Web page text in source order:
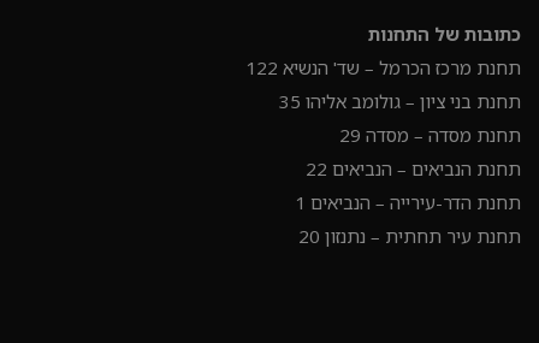
כתובות של התחנות
תחנת מרכז הכרמל – שד' הנשיא 122
תחנת בני ציון – גולומב אליהו 35
תחנת מסדה – מסדה 29
תחנת הנביאים – הנביאים 22
תחנת הדר-עירייה – הנביאים 1
תחנת עיר תחתית – נתנזון 20